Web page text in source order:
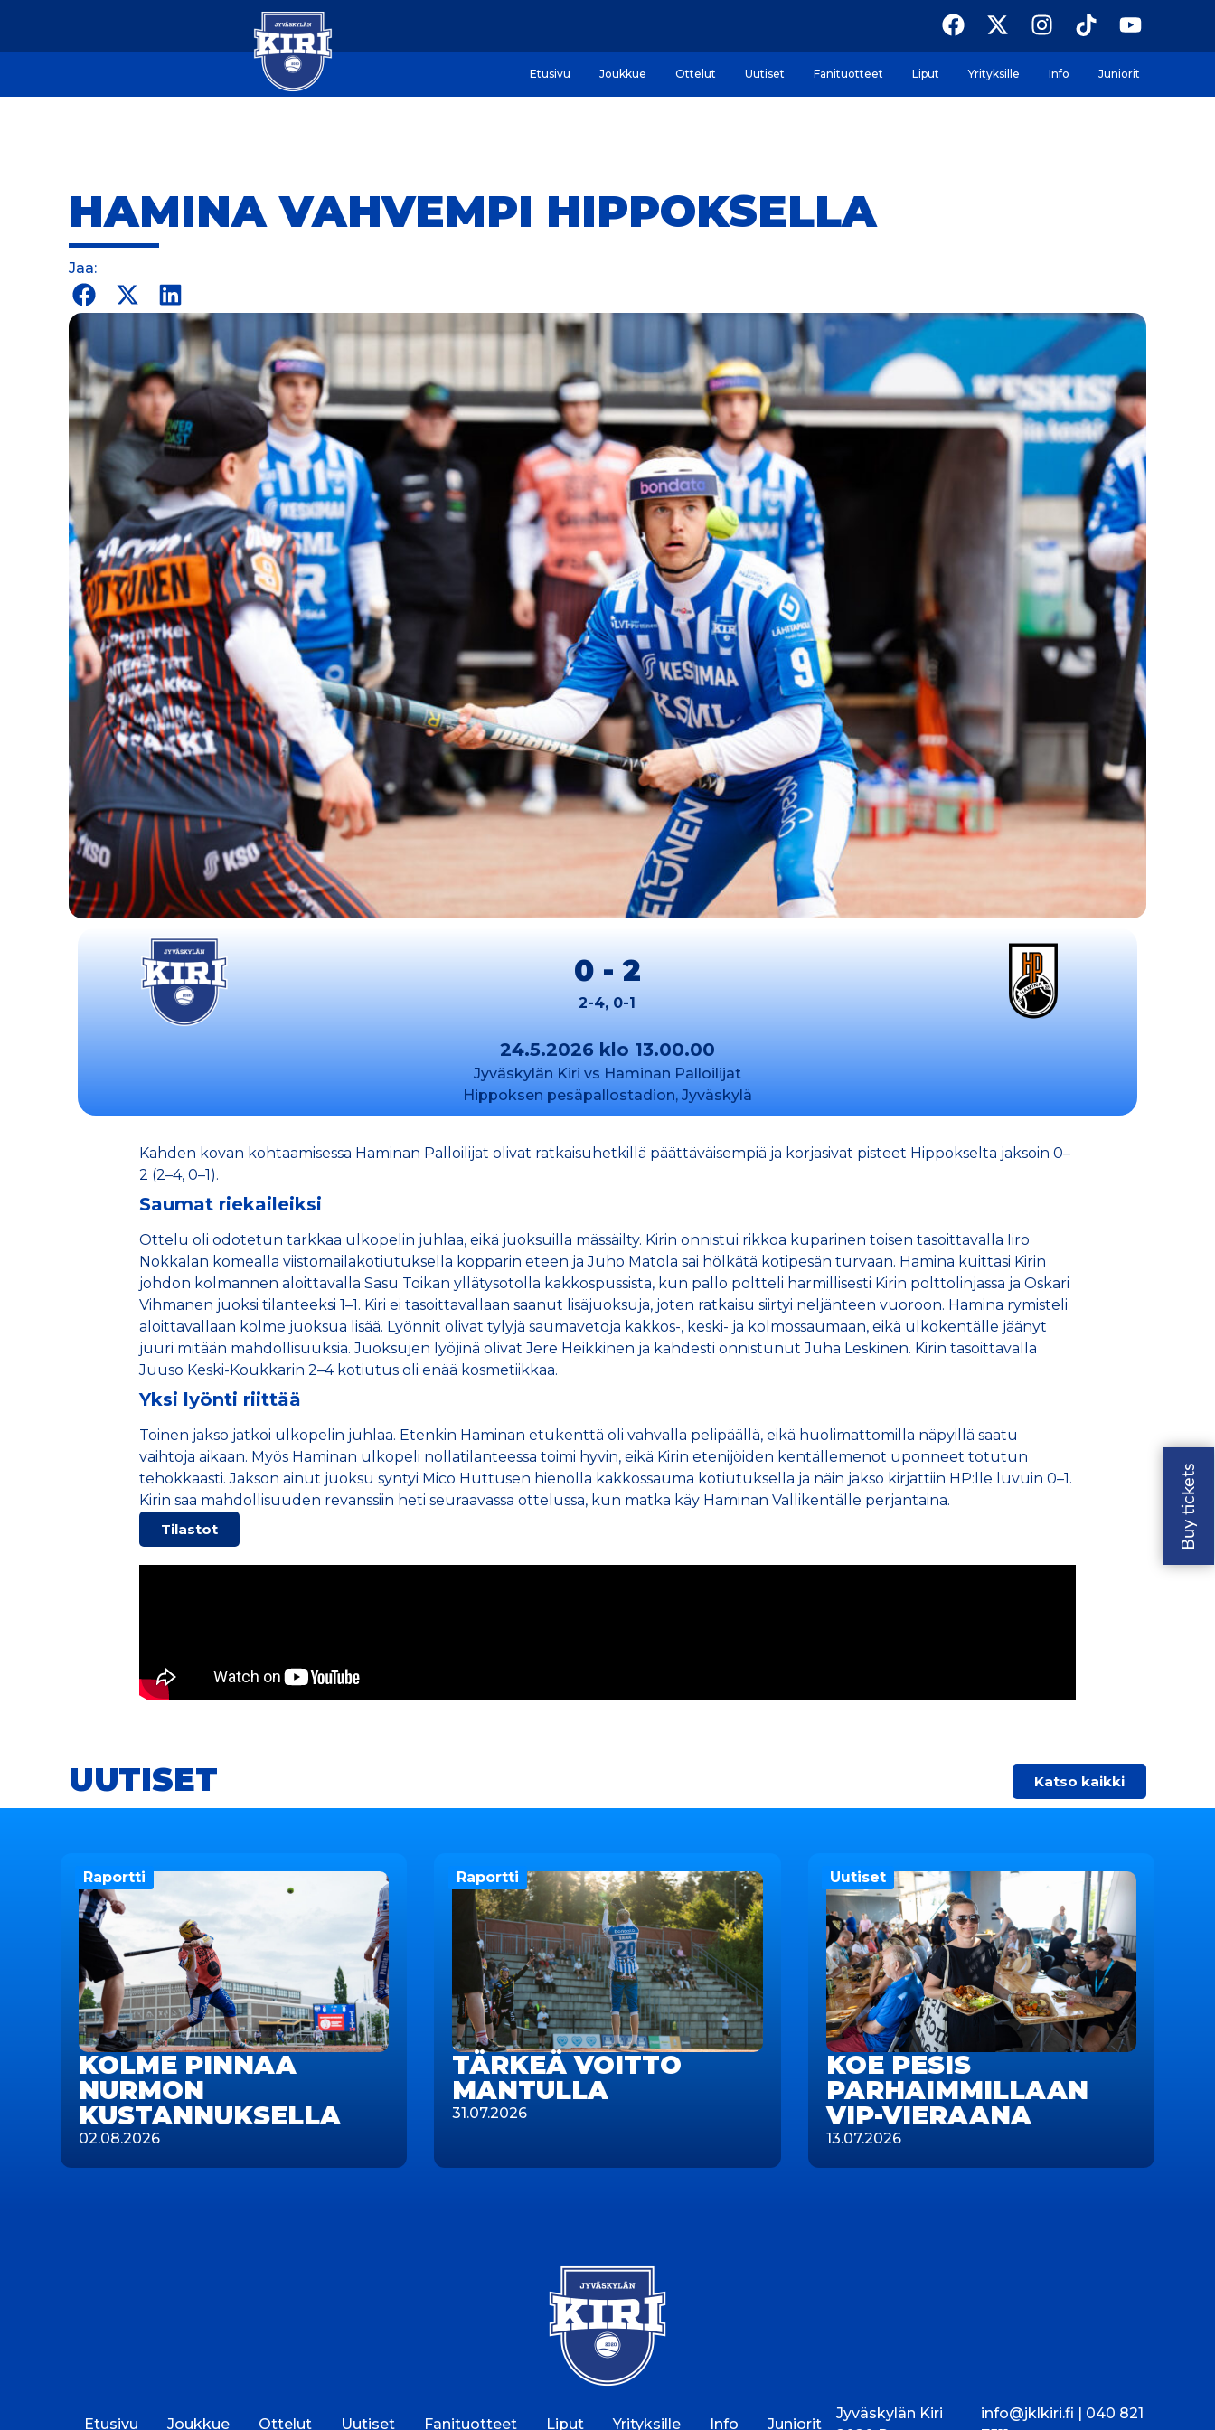
Etusivu Joukkue Ottelut Uutiset Fanituotteet Liput Yrityksille Info Juniorit
HAMINA VAHVEMPI HIPPOKSELLA
Jaa:
0 - 2
2-4, 0-1
24.5.2026 klo 13.00.00
Jyväskylän Kiri vs Haminan Palloilijat
Hippoksen pesäpallostadion, Jyväskylä
Kahden kovan kohtaamisessa Haminan Palloilijat olivat ratkaisuhetkillä päättäväisempiä ja korjasivat pisteet Hippokselta jaksoin 0–
2 (2–4, 0–1).
Saumat riekaileiksi
Ottelu oli odotetun tarkkaa ulkopelin juhlaa, eikä juoksuilla mässäilty. Kirin onnistui rikkoa kuparinen toisen tasoittavalla Iiro
Nokkalan komealla viistomailakotiutuksella kopparin eteen ja Juho Matola sai hölkätä kotipesän turvaan. Hamina kuittasi Kirin
johdon kolmannen aloittavalla Sasu Toikan yllätysotolla kakkospussista, kun pallo poltteli harmillisesti Kirin polttolinjassa ja Oskari
Vihmanen juoksi tilanteeksi 1–1. Kiri ei tasoittavallaan saanut lisäjuoksuja, joten ratkaisu siirtyi neljänteen vuoroon. Hamina rymisteli
aloittavallaan kolme juoksua lisää. Lyönnit olivat tylyjä saumavetoja kakkos-, keski- ja kolmossaumaan, eikä ulkokentälle jäänyt
juuri mitään mahdollisuuksia. Juoksujen lyöjinä olivat Jere Heikkinen ja kahdesti onnistunut Juha Leskinen. Kirin tasoittavalla
Juuso Keski-Koukkarin 2–4 kotiutus oli enää kosmetiikkaa.
Yksi lyönti riittää
Toinen jakso jatkoi ulkopelin juhlaa. Etenkin Haminan etukenttä oli vahvalla pelipäällä, eikä huolimattomilla näpyillä saatu
vaihtoja aikaan. Myös Haminan ulkopeli nollatilanteessa toimi hyvin, eikä Kirin etenijöiden kentällemenot uponneet totutun
tehokkaasti. Jakson ainut juoksu syntyi Mico Huttusen hienolla kakkossauma kotiutuksella ja näin jakso kirjattiin HP:lle luvuin 0–1.
Kirin saa mahdollisuuden revanssiin heti seuraavassa ottelussa, kun matka käy Haminan Vallikentälle perjantaina.
Tilastot
UUTISET Katso kaikki
Raportti
KOLME PINNAA
NURMON
KUSTANNUKSELLA
02.08.2026
Raportti
TÄRKEÄ VOITTO
MANTULLA
31.07.2026
Uutiset
KOE PESIS
PARHAIMMILLAAN
VIP-VIERAANA
13.07.2026
Etusivu Joukkue Ottelut Uutiset Fanituotteet Liput Yrityksille Info Juniorit
Jyväskylän Kiri
info@jklkiri.fi | 040 821